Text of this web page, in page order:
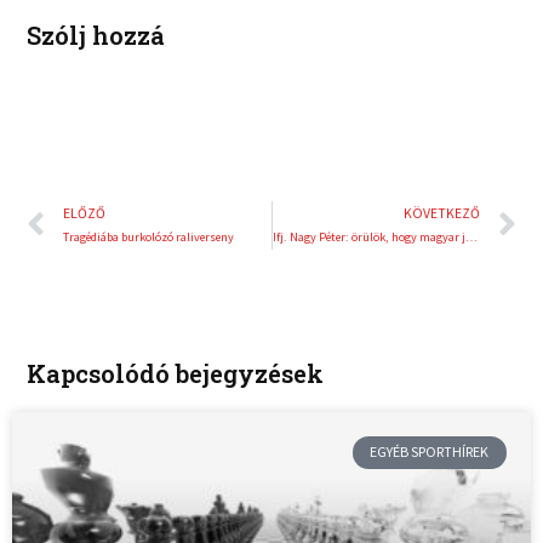
Szólj hozzá
Előző
ELŐZŐ
Tragédiába burkolózó raliverseny
KÖVETKEZŐ
Ifj. Nagy Péter: örülök, hogy magyar játékosok a bajnokság meghatározó szereplői
Kapcsolódó bejegyzések
EGYÉB SPORTHÍREK